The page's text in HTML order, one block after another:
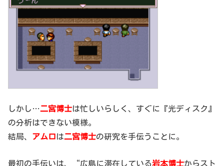
しかし…二宮博士は忙しいらしく、すぐに『光ディスク』
の分析はできない模様。
結局、 アムロ は二宮博士の研究を手伝うことに。
最初の手伝いは、“広島に滞在している岩本博士からスト